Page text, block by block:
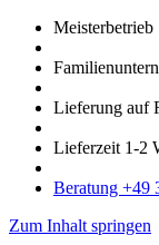
Meister­betrieb
Lieferung auf
Liefer­zeit 1-2
Bera­tung +49
Zum Inhalt springen